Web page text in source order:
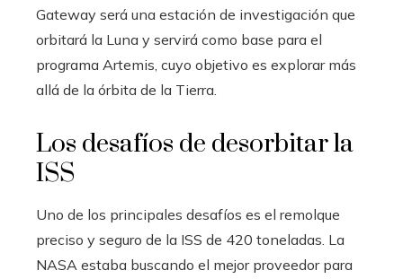
Gateway será una estación de investigación que
orbitará la Luna y servirá como base para el
programa Artemis, cuyo objetivo es explorar más
allá de la órbita de la Tierra.
Los desafíos de desorbitar la
ISS
Uno de los principales desafíos es el remolque
preciso y seguro de la ISS de 420 toneladas. La
NASA estaba buscando el mejor proveedor para